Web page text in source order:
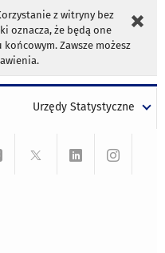
z witryny bez
oznacza, że będą one
Zawsze możesz
Urzędy Statystyczne